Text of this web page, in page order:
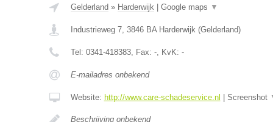
Gelderland » Harderwijk| Google maps ▼
Industrieweg 7, 3846 BA Harderwijk(Gelderland)
Tel: 0341-418383, Fax: -, KvK: -
E-mailadres onbekend
Website: http://www.care-schadeservice.nl Screenshot
Beschrijving onbekend